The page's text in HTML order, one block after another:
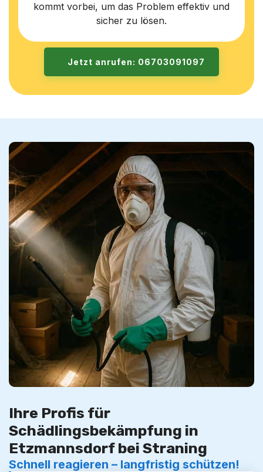
kommt vorbei, um das Problem effektiv und
sicher zu lösen.
Jetzt anrufen: 06703091097
Ihre Profis für
Schädlingsbekämpfung in
Etzmannsdorf bei Straning
Schnell reagieren – langfristig schützen!